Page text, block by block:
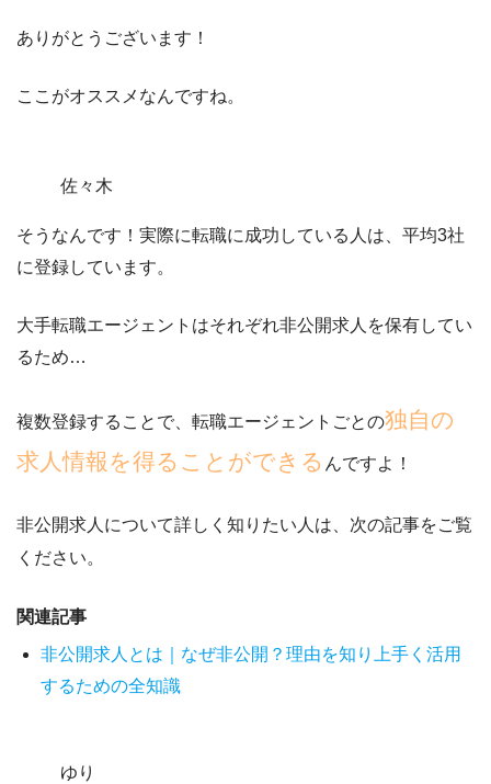
ありがとうございます！
ここがオススメなんですね。
佐々木
そうなんです！実際に転職に成功している人は、 平均3社
に登録しています。
大手転職エージェントはそれぞれ非公開求人を保有してい
るため…
複数登録することで、転職エージェントごとの独自の
求人情報を得ることができる んですよ！
非公開求人について詳しく知りたい人は、次の記事をご覧
ください。
関連記事
非公開求人とは｜なぜ非公開？理由を知り上手く活用
するための全知識
ゆり